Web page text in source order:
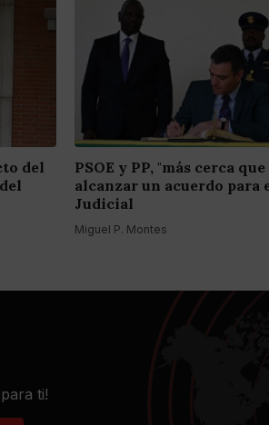
del
PSOE y PP, "más cerca
alcanzar un acuerdo para
Judicial
Miguel P. Montes
ti!